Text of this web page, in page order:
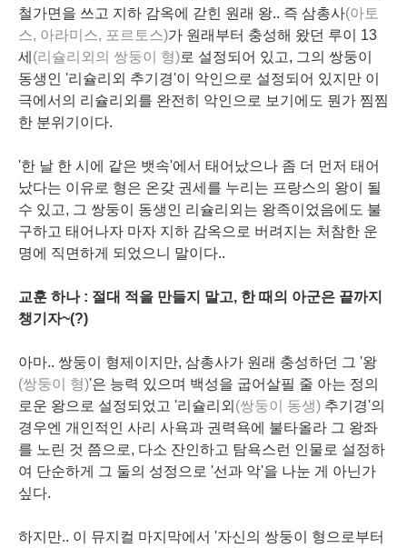
철가면을 쓰고 지하 감옥에 갇힌 원래 왕.. 즉 삼총사(아토
스, 아라미스, 포르토스)가 원래부터 충성해 왔던 루이 13
세 (리슐리외의 쌍둥이 형)로 설정되어 있고, 그의 쌍둥이
동생인 '리슐리외 추기경'이 악인으로 설정되어 있지만 이
극에서의 리슐리외를 완전히 악인으로 보기에도 뭔가 찜찜
한 분위기이다.
'한 날 한 시에 같은 뱃속'에서 태어났으나 좀 더 먼저 태어
났다는 이유로 형은 온갖 권세를 누리는 프랑스의 왕이 될
수 있고, 그 쌍둥이 동생인 리슐리외는 왕족이었음에도 불
구하고 태어나자 마자 지하 감옥으로 버려지는 처참한 운
명에 직면하게 되었으니 말이다..
교훈 하나 : 절대 적을 만들지 말고, 한 때의 아군은 끝까지
챙기자~(?)
아마.. 쌍둥이 형제이지만, 삼총사가 원래 충성하던 그 '왕
(쌍둥이 형)'은 능력 있으며 백성을 굽어살필 줄 아는 정의
로운 왕으로 설정되었고 '리슐리외 (쌍둥이 동생) 추기경'의
경우엔 개인적인 사리 사욕과 권력욕에 불타올라 그 왕좌
를 노린 것 쯤으로, 다소 잔인하고 탐욕스런 인물로 설정하
여 단순하게 그 둘의 성정으로 '선과 악'을 나눈 게 아닌가
싶다.
하지만.. 이 뮤지컬 마지막에서 '자신의 쌍둥이 형으로부터